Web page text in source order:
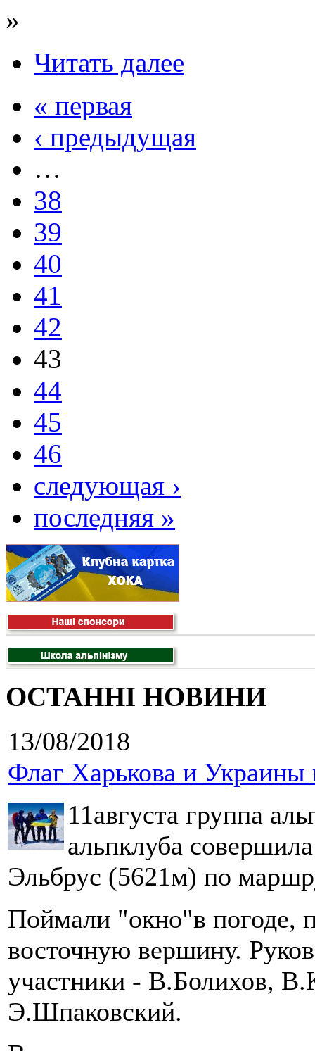
»
Читать далее
« первая
‹ предыдущая
…
38
39
40
41
42
43
44
45
46
следующая ›
последняя »
ОСТАННІ НОВИНИ
13/08/2018
Флаг Харькова и Украины
11августа группа
альпклуба
Эльбрус (5621м) по
Поймали "окно"в погоде,
восточную вершину.
участники - В.Болихов,
Э.Шпаковский.